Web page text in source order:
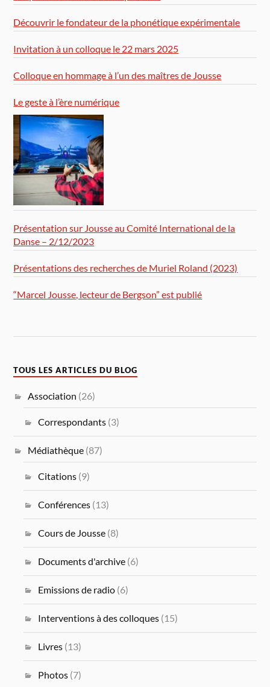
Découvrir le fondateur de la phonétique expérimentale
Invitation à un colloque le 22 mars 2025
Colloque en hommage à l’un des maîtres de Jousse
Le geste à l’ère numérique
Présentation sur Jousse au Comité International de la
Danse – 2/12/2023
Présentations des recherches de Muriel Roland (2023)
“Marcel Jousse, lecteur de Bergson” est publié
TOUS LES ARTICLES DU BLOG
Association (26)
Correspondants(3)
Médiathèque (87)
Citations(9)
Conférences(13)
Cours de Jousse(8)
Documents d'archive(6)
Emissions de radio(6)
Interventions à des colloques(15)
Livres(13)
Photos(7)